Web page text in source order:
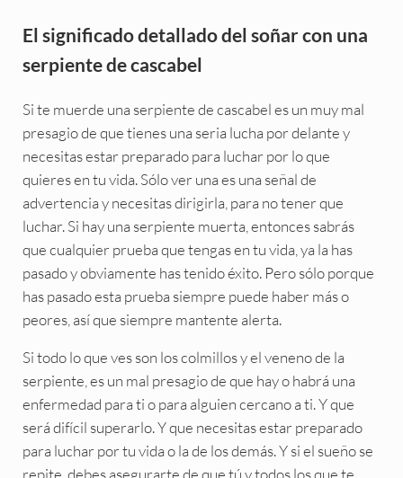
El significado detallado del soñar con una
serpiente de cascabel
Si te muerde una serpiente de cascabel es un muy mal
presagio de que tienes una seria lucha por delante y
necesitas estar preparado para luchar por lo que
quieres en tu vida. Sólo ver una es una señal de
advertencia y necesitas dirigirla, para no tener que
luchar. Si hay una serpiente muerta, entonces sabrás
que cualquier prueba que tengas en tu vida, ya la has
pasado y obviamente has tenido éxito. Pero sólo porque
has pasado esta prueba siempre puede haber más o
peores, así que siempre mantente alerta.
Si todo lo que ves son los colmillos y el veneno de la
serpiente, es un mal presagio de que hay o habrá una
enfermedad para ti o para alguien cercano a ti. Y que
será difícil superarlo. Y que necesitas estar preparado
para luchar por tu vida o la de los demás. Y si el sueño se
repite, debes asegurarte de que tú y todos los que te